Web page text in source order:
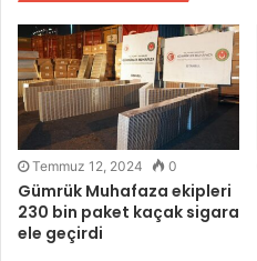
Temmuz 12, 2024 0
Gümrük Muhafaza ekipleri
230 bin paket kaçak sigara
ele geçirdi